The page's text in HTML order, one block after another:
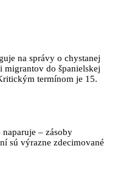
na správy o chystanej
migrantov do španielskej
termínom je 15.
– zásoby
sú výrazne zdecimované